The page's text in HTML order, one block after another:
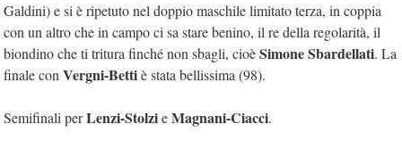
Galdini) e si è ripetuto nel doppio maschile limitato terza, in coppia
con un altro che in campo ci sa stare benino, il re della regolarità, il
biondino che ti tritura finché non sbagli, cioèSimone Sbardellati. La
finale con Vergni-Bettiè stata bellissima (98).
Semifinali perLenzi-StolzieMagnani-Ciacci.